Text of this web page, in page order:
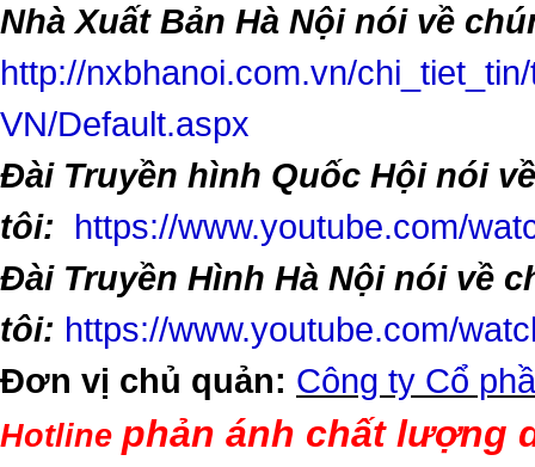
Nhà Xuất Bản Hà Nội nói về
http://nxbhanoi.com.vn/
VN/Default.aspx
Đài Truyền hình Quốc Hội nói
tôi:
https://www.youtube.com/
Đài Truyền Hình Hà Nội nói về
tôi: https://www.youtube.com/
Đơn vị chủ quản: Công ty Cổ
Hotline phản ánh chất lượng